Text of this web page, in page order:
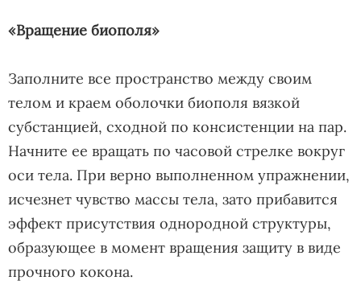
«Вращение биополя»
Заполните все пространство между своим
телом и краем оболочки биополя вязкой
субстанцией, сходной по консистенции на пар.
Начните ее вращать по часовой стрелке вокруг
оси тела. При верно выполненном упражнении,
исчезнет чувство массы тела, зато прибавится
эффект присутствия однородной структуры,
образующее в момент вращения защиту в виде
прочного кокона.